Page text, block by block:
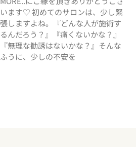
います♡ 初めてのサロンは、少し緊
張しますよね。『どんな人が施術す
るんだろう？』『痛くないかな？』
『無理な勧誘はないかな？』そんな
ふうに、少しの不安を